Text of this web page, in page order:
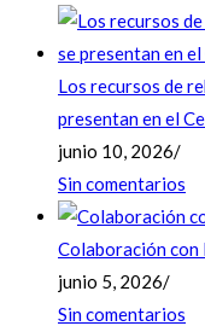
Los recursos de
presentan en el
junio 10, 2026/
Sin comentarios
Colaboración con
junio 5, 2026/
Sin comentarios